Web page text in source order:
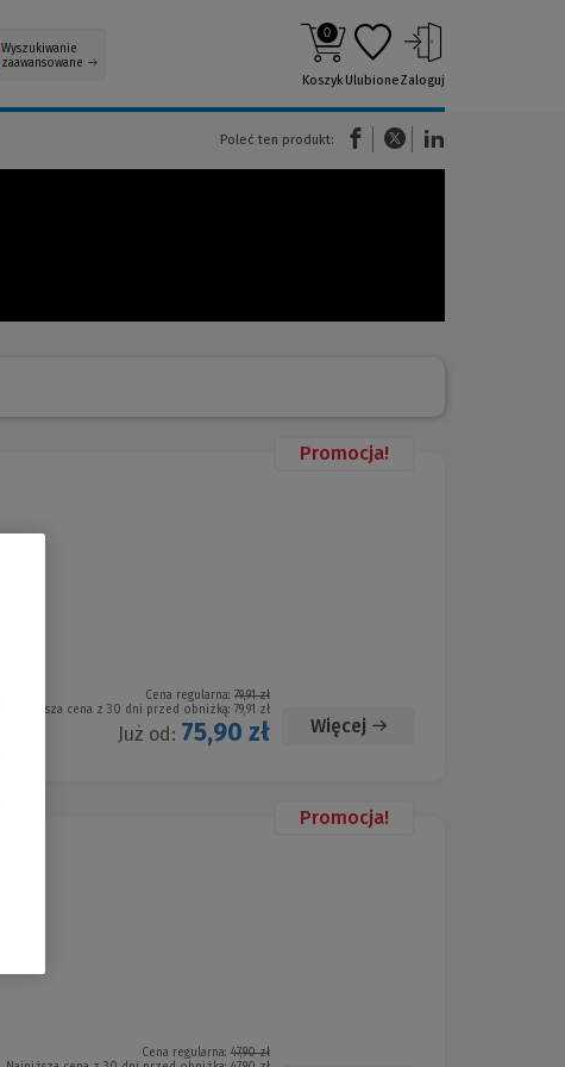
Wyszukiwanie
zaawansowane
0
KoszykUlubioneZaloguj
Poleć ten produkt:
(Nowe okno)(Link do innej strony)
Promocja!
Cena regularna: 79,91 zł
Najniższa cena z 30 dni przed obniżką: 79,91 zł
Już od: 75,90 zł Więcej
Promocja!
Cena regularna: 47,90 zł